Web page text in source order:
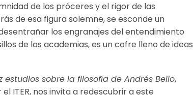
de los próceres y el rigor de las
de esa figura solemne, se esconde un
los engranajes del entendimiento
de las academias, es un cofre lleno de ideas
estudios sobre la filosofía de Andrés Bello,
ITER, nos invita a redescubrir a este